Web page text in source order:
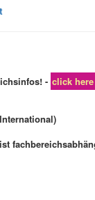
- click here